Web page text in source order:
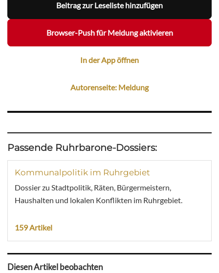
Beitrag zur Leseliste hinzufügen
Browser-Push für Meldung aktivieren
In der App öffnen
Autorenseite: Meldung
Passende Ruhrbarone-Dossiers:
Kommunalpolitik im Ruhrgebiet
Dossier zu Stadtpolitik, Räten, Bürgermeistern,
Haushalten und lokalen Konflikten im Ruhrgebiet.
159 Artikel
Diesen Artikel beobachten